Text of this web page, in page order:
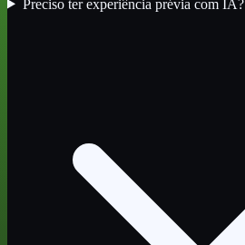
Preciso ter experiência prévia com IA?